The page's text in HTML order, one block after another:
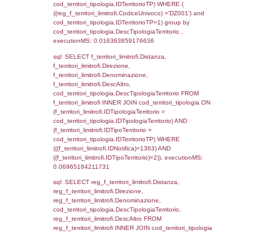
executionMS: 0.0045862197875977
sql: SELECT a2p.Cognome, a2p.Nome
a2rp.IDPersonale = a2p.IDPersonale
(((a2p.IDNotifica)=1363) AND
executionMS: 0.0026659965515137
sql: SELECT cod_ipa_aoo.des_amm,
d1_controlli.UntAmmTerr,
d1_controlli.Regione, d1_controlli.Provincia,
d1_controlli.Comune, d1_controlli.Via,
d1_controlli.Email, d1_controlli.Pec FROM
INNER JOIN d1_controlli ON
d1_controlli.UntAmmTerr where
executionMS: 0.024253845214844